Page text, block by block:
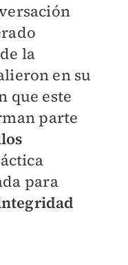
la
en su
que este
parte
para